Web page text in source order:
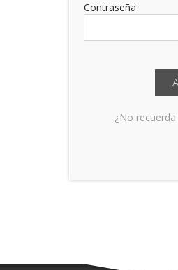
Contraseña
¿No